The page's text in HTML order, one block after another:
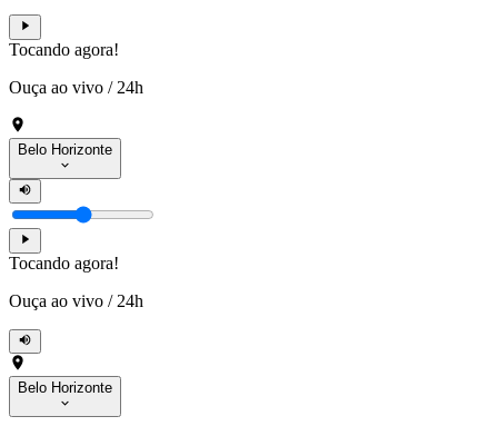
Tocando agora!
Ouça ao vivo / 24h
Belo Horizonte
Tocando agora!
Ouça ao vivo / 24h
Belo Horizonte